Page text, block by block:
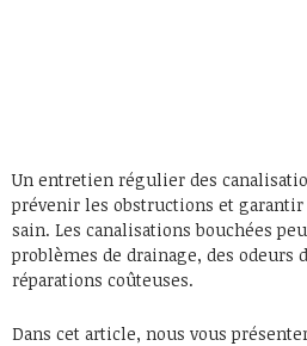
Un entretien régulier des
prévenir les obstructions et
sain. Les canalisations bouchées
problèmes de drainage, des odeurs
réparations coûteuses.
Dans cet article, nous vous